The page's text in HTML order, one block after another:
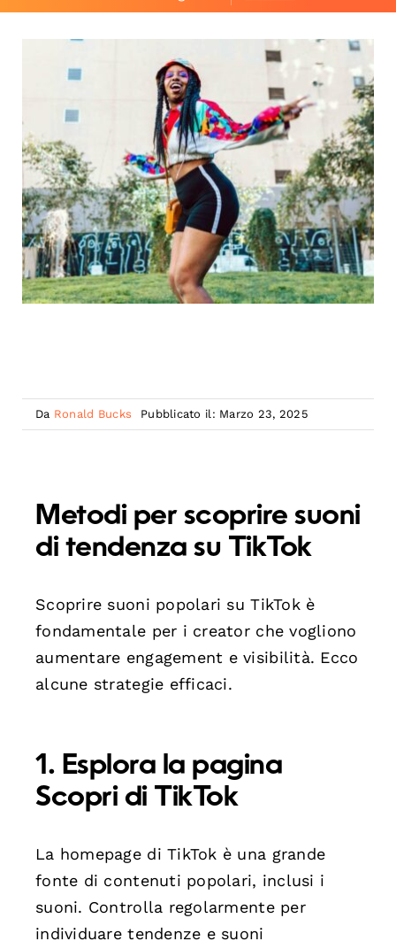
Da Ronald Bucks Pubblicato il: Marzo 23, 2025
Metodi per scoprire suoni
di tendenza su TikTok
Scoprire suoni popolari su TikTok è
fondamentale per i creator che vogliono
aumentare engagement e visibilità. Ecco
alcune strategie efficaci.
1. Esplora la pagina
Scopri di TikTok
La homepage di TikTok è una grande
fonte di contenuti popolari, inclusi i
suoni. Controlla regolarmente per
individuare tendenze e suoni